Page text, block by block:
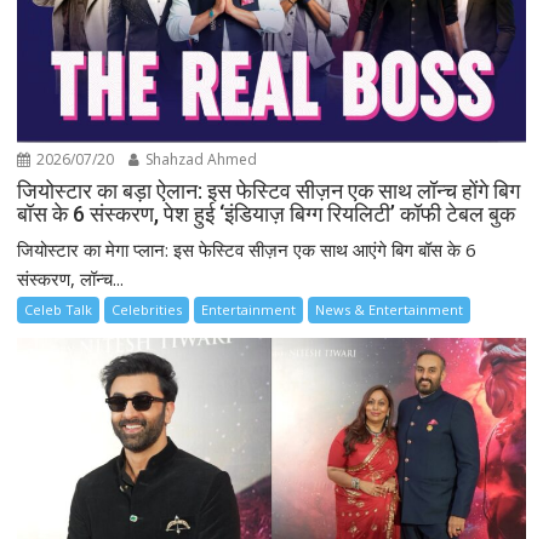
2026/07/20 Shahzad Ahmed
जियोस्टार का बड़ा ऐलान: इस फेस्टिव सीज़न एक साथ लॉन्च होंगे बिग
बॉस के 6 संस्करण, पेश हुई ‘इंडियाज़ बिग्ग रियलिटी’ कॉफी टेबल बुक
जियोस्टार का मेगा प्लान: इस फेस्टिव सीज़न एक साथ आएंगे बिग बॉस के 6
संस्करण, लॉन्च...
Celeb Talk Celebrities Entertainment News & Entertainment